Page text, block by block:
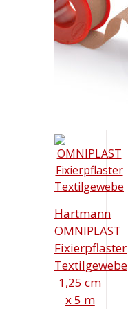
Hartmann
OMNIPLAST
Fixierpflaster
Textilgewebe
1,25 cm
x 5 m